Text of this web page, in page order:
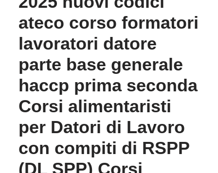
ateco corso formatori
lavoratori datore
parte base generale
haccp prima seconda
Corsi alimentaristi
per Datori di Lavoro
con compiti di RSPP
(DL SPP) Corsi